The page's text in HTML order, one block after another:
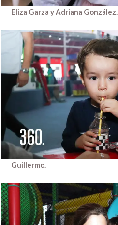
Eliza Garza y Adriana González.
Guillermo.